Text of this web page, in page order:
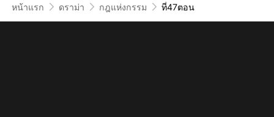
หน้าแรก ดราม่า กฎแห่งกรรม ที่47ตอน